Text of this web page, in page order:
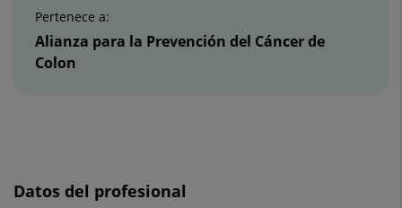
Pertenece a:
Alianza para la Prevención del Cáncer de
Colon
de
Datos del profesional